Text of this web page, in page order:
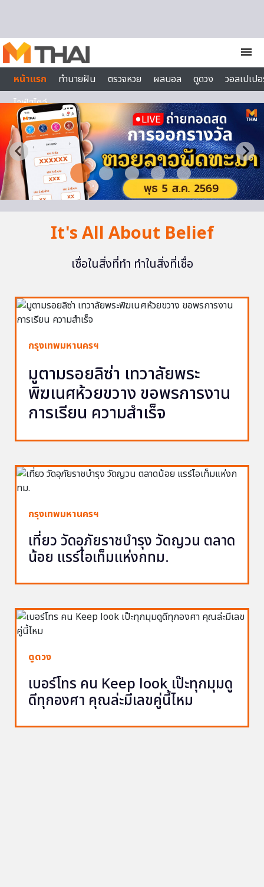
menu
หน้าแรก
ทำนายฝัน ตรวจหวย ผลบอล ดูดวง
วอลเปเป
ไลฟ์สไตล์
It's All About Belief
เชื่อในสิ่งที่ทำ ทำในสิ่งที่เชื่อ
กรุงเทพมหานครฯ
มูตามรอยลิซ่า เทวาลัยพระ
พิฆเนศห้วยขวาง ขอพรการงาน
การเรียน ความสำเร็จ
กรุงเทพมหานครฯ
เที่ยว วัดอุภัยราชบำรุง วัดญวน ตลาด
น้อย แรร์ไอเท็มแห่งกทม.
ดูดวง
เบอร์โทร คน Keep look เป๊ะทุกมุมดู
ดีทุกองศา คุณล่ะมีเลขคู่นี้ไหม